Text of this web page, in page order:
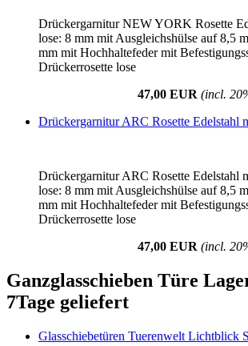
Drückergarnitur NEW YORK Rosette
lose: 8 mm mit Ausgleichshülse auf 8,5
mm mit Hochhaltefeder mit
Drückerrosette lose
47,00 EUR (incl.
Drückergarnitur ARC Rosette Edelstahl
Drückergarnitur ARC Rosette Edelstahl
lose: 8 mm mit Ausgleichshülse auf 8,5
mm mit Hochhaltefeder mit
Drückerrosette lose
47,00 EUR (incl.
Ganzglasschieben Türe
7Tage geliefert
Glasschiebetüren Tuerenwelt Lichtblick